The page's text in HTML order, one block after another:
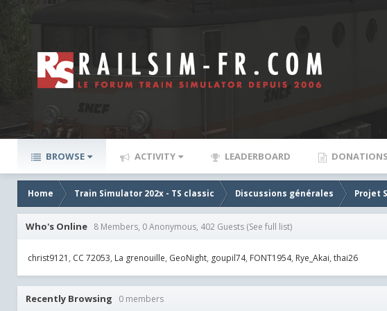
BROWSE ACTIVITY LEADERBOARD DONATIONS
Home Train Simulator 202x - TS classic Discussions générales Projet
Who's Online 8 Members, 0 Anonymous, 402 Guests (See full list)
christ9121 CC 72053 La grenouille GeoNight goupil74 FONT1954 Rye_Akai thai26
Recently Browsing 0 members